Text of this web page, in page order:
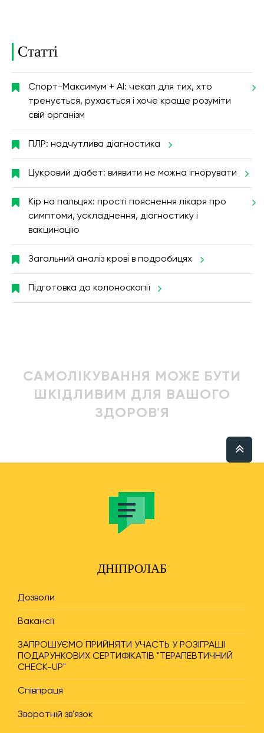
Статті
Спорт-Максимум + AI: чекап для тих, хто
тренується, рухається і хоче краще розуміти
свій організм
ПЛР: надчутлива діагностика
Цукровий діабет: виявити не можна ігнорувати
Кір на пальцях: прості пояснення лікаря про
симптоми, ускладнення, діагностику і
вакцинацію
Загальний аналіз крові в подробицях
Підготовка до колоноскопії
САМОЛІКУВАННЯ МОЖЕ БУТИ
ШКІДЛИВИМ ДЛЯ ВАШОГО
ЗДОРОВ'Я
ДНІПРОЛАБ
Дозволи
Вакансії
ЗАПРОШУЄМО ПРИЙНЯТИ УЧАСТЬ У РОЗІГРАШІ
ПОДАРУНКОВИХ СЕРТИФІКАТІВ "ТЕРАПЕВТИЧНИЙ
CHECK-UP"
Співпраця
Зворотній зв'язок